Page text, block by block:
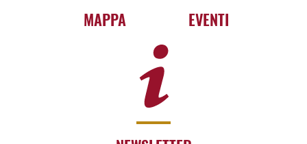
MAPPA EVENTI